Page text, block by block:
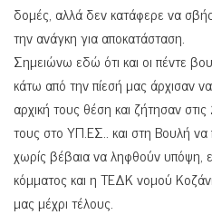
δομές, αλλά δεν κατάφερε να
την ανάγκη για αποκατάσταση.
Σημειώνω εδώ ότι και οι πέντε
κάτω από την πίεσή μας άρχισαν
αρχική τους θέση και ζήτησαν
τους στο ΥΠ.ΕΣ.. και στη Βουλή να
χωρίς βέβαια να ληφθούν
κόμματος και η ΤΕΔΚ νομού
μας μέχρι τέλους.